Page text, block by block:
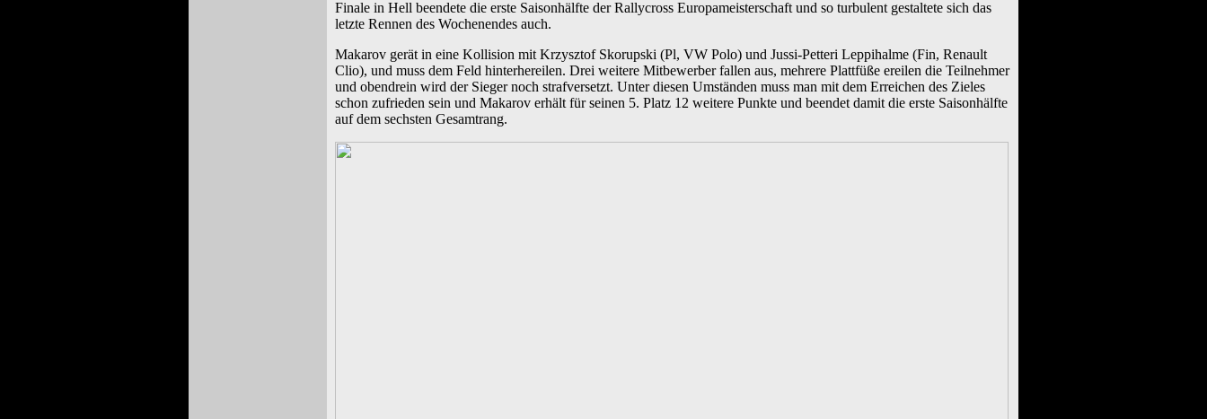
Finale in Hell beendete die erste Saisonhälfte der Rallycross Europameisterschaft und so turbulent gestaltete sich das
letzte Rennen des Wochenendes auch.
Makarov gerät in eine Kollision mit Krzysztof Skorupski (Pl, VW Polo) und Jussi-Petteri Leppihalme (Fin, Renault
Clio), und muss dem Feld hinterhereilen. Drei weitere Mitbewerber fallen aus, mehrere Plattfüße ereilen die Teilnehmer
und obendrein wird der Sieger noch strafversetzt. Unter diesen Umständen muss man mit dem Erreichen des Zieles
schon zufrieden sein und Makarov erhält für seinen 5. Platz 12 weitere Punkte und beendet damit die erste Saisonhälfte
auf dem sechsten Gesamtrang.